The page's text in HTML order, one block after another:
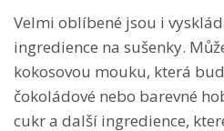
Velmi oblíbené jsou i
ingredience na sušenky.
kokosovou mouku, která
čokoládové nebo barevné
cukr a další ingredience,